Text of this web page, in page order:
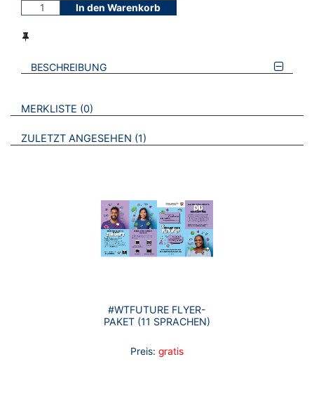
In den Warenkorb
BESCHREIBUNG
VERWEISE AUF VERMERKTE- ODER ZULETZT ANGESEHENE
MERKLISTE 0 BROSCHÜREN
ZULETZT ANGESEHEN 1 BROSCHÜREN
#WTFUTURE FLYER-
PAKET (11 SPRACHEN)
Preis: gratis